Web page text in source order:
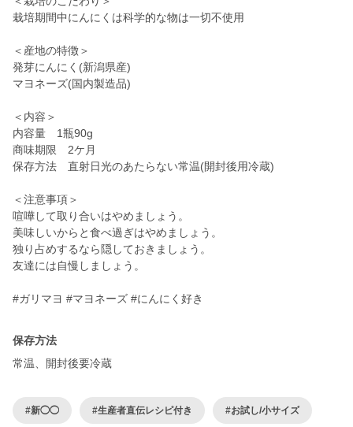
栽培期間中にんにくは科学的な物は一切不使用
＜産地の特徴＞
発芽にんにく(新潟県産)
マヨネーズ(国内製造品)
＜内容＞
内容量 1瓶90g
商味期限 2ケ月
保存方法 直射日光のあたらない常温(開封後用冷蔵)
＜注意事項＞
喧嘩して取り合いはやめましょう。
美味しいからと食べ過ぎはやめましょう。
独り占めするなら隠しておきましょう。
友達には自慢しましょう。
#ガリマヨ #マヨネーズ #にんにく好き
保存方法
常温、開封後要冷蔵
#新◯◯ #生産者直伝レシピ付き #お試し/小サイズ